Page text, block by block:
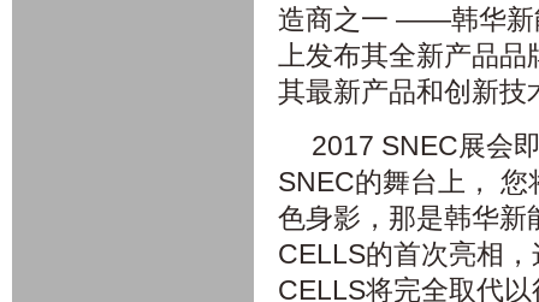
造商之一 ——韩华新
上发布其全新产品
其最新产品和创新技
2017 SNEC展会
SNEC的舞台上，
色身影，那是韩华新
CELLS的首次亮相
CELLS将完全取代